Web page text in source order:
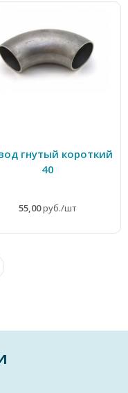
гнутый короткий
40
55,00руб./шт